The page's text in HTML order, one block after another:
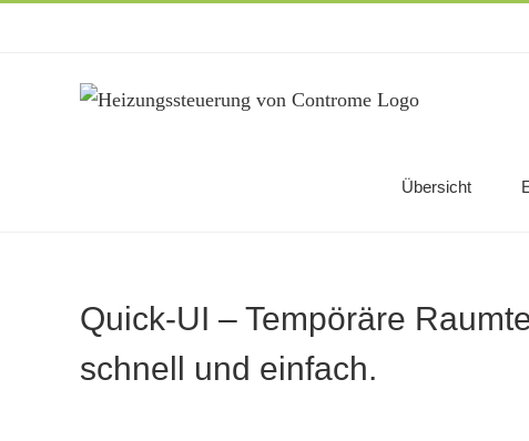
Übersicht
Quick-UI – Tempöräre
schnell und einfach.